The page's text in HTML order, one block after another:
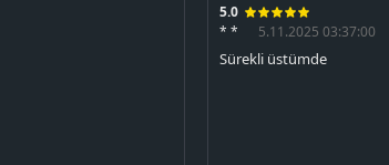
5.0
* *
5.11.2025 03:37:00
Sürekli üstümde